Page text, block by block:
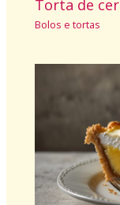
Torta de
Bolos e tortas